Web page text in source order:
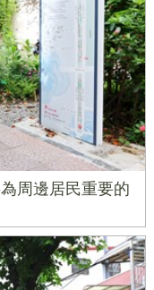
周邊居民重要的